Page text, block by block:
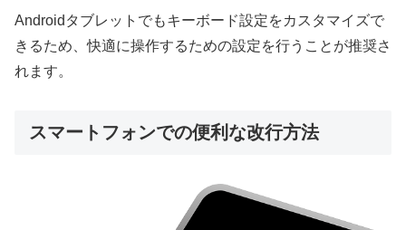
Androidタブレットでもキーボード設定をカスタマイズで
きるため、快適に操作するための設定を行うことが推奨さ
れます。
スマートフォンでの便利な改行方法